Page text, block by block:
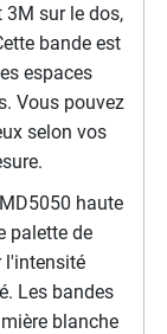
sur le dos,
bande est
espaces
Vous pouvez
selon vos
haute
palette de
l'intensité
Les bandes
blanche